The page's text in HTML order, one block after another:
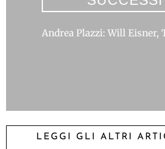
Andrea Plazzi: Will Eisner,
LEGGI GLI ALTRI